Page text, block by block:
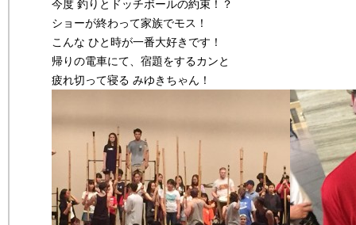
今度 釣りとドッチボールの約束！？
ショーが終わって家族でモス！
こんな ひと時が一番大好きです！
帰りの電車にて、宿題をするカンと
疲れ切って寝る みゆきちゃん！